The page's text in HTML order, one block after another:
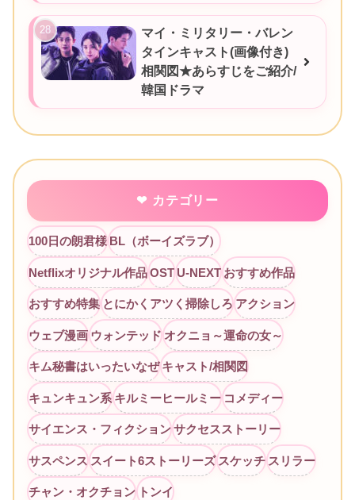
マイ・ミリタリー・バレン
タインキャスト(画像付き)
相関図★あらすじをご紹介/
韓国ドラマ
カテゴリー
100日の朗君様 BL（ボーイズラブ）
Netflixオリジナル作品 OST U-NEXT おすすめ作品
おすすめ特集 とにかくアツく掃除しろ アクション
ウェブ漫画 ウォンテッド オクニョ～運命の女～
キム秘書はいったいなぜ キャスト/相関図
キュンキュン系 キルミーヒールミー コメディー
サイエンス・フィクション サクセスストーリー
サスペンス スイート6ストーリーズ スケッチ スリラー
チャン・オクチョン トンイ